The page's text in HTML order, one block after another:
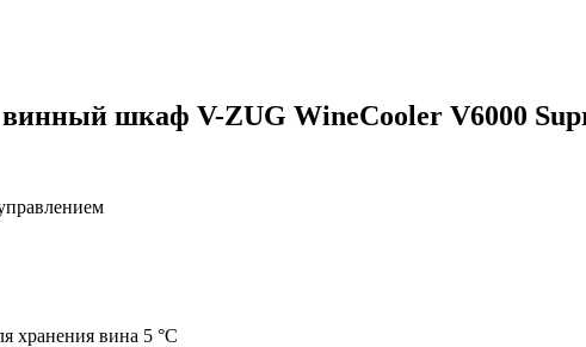
шкаф V-ZUG WineCooler V6000
хранения вина 5 °C